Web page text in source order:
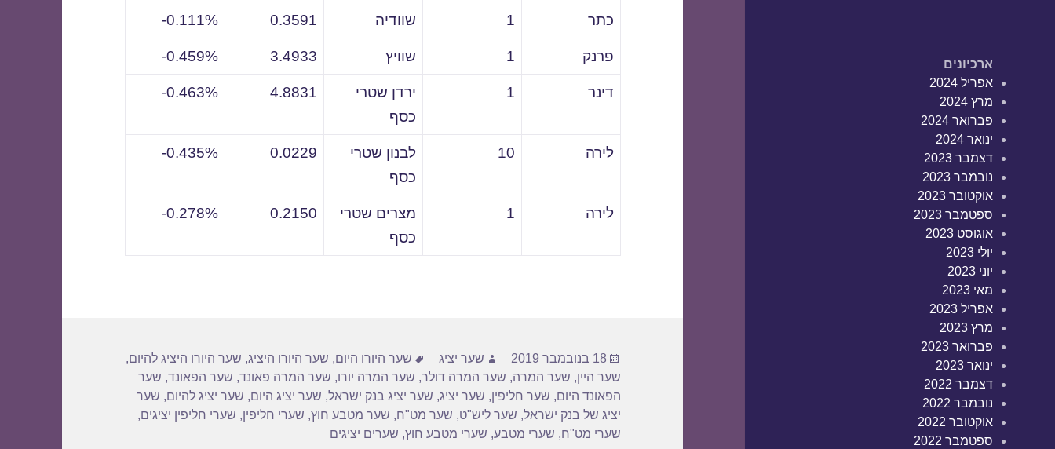
ארכיונים
אפריל 2024
מרץ 2024
פברואר 2024
ינואר 2024
דצמבר 2023
נובמבר 2023
אוקטובר 2023
ספטמבר 2023
אוגוסט 2023
יולי 2023
יוני 2023
מאי 2023
אפריל 2023
מרץ 2023
פברואר 2023
ינואר 2023
דצמבר 2022
נובמבר 2022
אוקטובר 2022
ספטמבר 2022
כתר 1 שוודיה 0.3591
0.111%-
פרנק 1 שוויץ 3.4933
0.459%-
דינר 1
ירדן שטרי
כסף
4.8831
0.463%-
לירה 10
לבנון שטרי
כסף
0.0229
0.435%-
לירה 1
מצרים שטרי
כסף
0.2150
0.278%-
פורסם
בתאריך
18 בנובמבר 2019 מחבר
שער יציג תגיות
שער היורו היום, שער היורו היציג, שער היורו היציג להיום,
שער היין, שער המרה, שער המרה דולר, שער המרה יורו, שער המרה פאונד, שער הפאונד, שער
הפאונד היום, שער חליפין, שער יציג, שער יציג בנק ישראל, שער יציג היום, שער יציג להיום, שער
יציג של בנק ישראל, שער ליש"ט, שער מט"ח, שער מטבע חוץ, שערי חליפין, שערי חליפין יציגים,
שערי מט"ח, שערי מטבע, שערי מטבע חוץ, שערים יציגים